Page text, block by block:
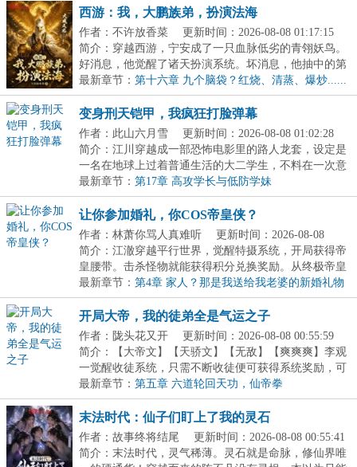
西游：我，大鹏族弟，扮演法海
作者：不许放香菜
更新时间：2026-08-08 01:17:15
简介：穿越西游，宁安成了一只血脉低劣的青翎妖鸟。
好消息，他觉醒了诸天扮演系统。坏消息，他抽中的第
一...
最新章节： 第十六章 九个脑袋？红烧、清蒸、爆炒......
变身刑天铠甲，我疯狂打脸弹幕
作者：此山六月雪
更新时间：2026-08-08 01:02:28
简介：江川穿越成一部恐怖电影里的路人龙套，设定是
一名在地球上过着普通生活的大二学生，不料在一次意
外...
最新章节： 第17章 高攻学长与低防学妹
让你参加婚礼，你COS帝皇侠？
作者：林萧你骂人真难听
更新时间：2026-08-08
01:01:55
简介：江澈穿越平行世界，觉醒特摄系统，开局获得帝
皇腰带。击杀怪物就能获得积分兑换奖励。从终极帝皇
到...
最新章节： 第4章 家人？那是我送给我老婆的新婚礼物
开局大帝，我的徒弟全是气运之子
作者：陇头花又开
更新时间：2026-08-08 00:55:59
简介：【大帝文】【天骄文】【无敌】【爽爽爽】李观
一觉醒收徒系统，只需不断收徒便可获得系统奖励，可
他...
最新章节： 第五章 六道轮回天功，仙帝拳
末法时代：仙子们盯上了我的灵石
作者：故事终将结尾
更新时间：2026-08-08 00:55:41
简介：末法时代，灵气稀薄。灵石就是命脉，修仙界唯